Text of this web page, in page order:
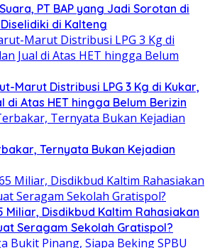
PT BAP yang Jadi Sorotan di
di Kalteng
Marut Distribusi LPG 3 Kg di Kukar,
di Atas HET hingga Belum Berizin
Ternyata Bukan Kejadian
Miliar, Disdikbud Kaltim Rahasiakan
Seragam Sekolah Gratispol?